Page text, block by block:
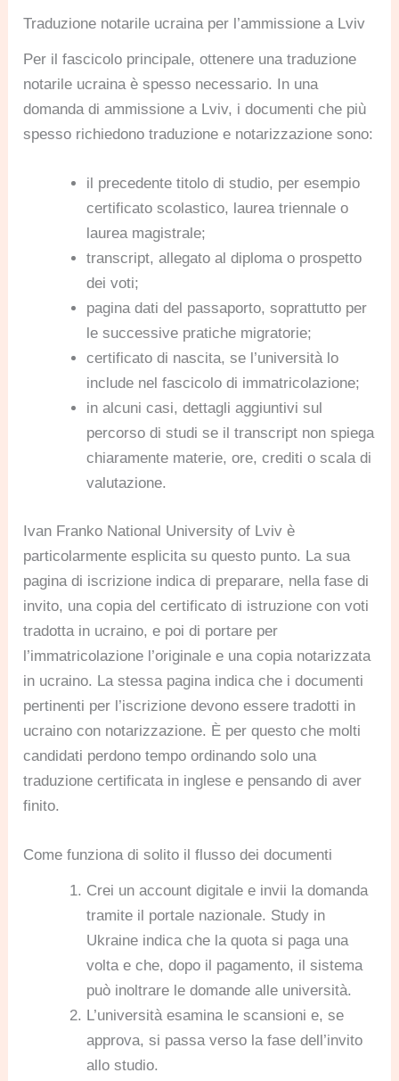
Traduzione notarile ucraina per l’ammissione a Lviv
Per il fascicolo principale, ottenere una traduzione
notarile ucraina è spesso necessario. In una
domanda di ammissione a Lviv, i documenti che più
spesso richiedono traduzione e notarizzazione sono:
il precedente titolo di studio, per esempio
certificato scolastico, laurea triennale o
laurea magistrale;
transcript, allegato al diploma o prospetto
dei voti;
pagina dati del passaporto, soprattutto per
le successive pratiche migratorie;
certificato di nascita, se l’università lo
include nel fascicolo di immatricolazione;
in alcuni casi, dettagli aggiuntivi sul
percorso di studi se il transcript non spiega
chiaramente materie, ore, crediti o scala di
valutazione.
Ivan Franko National University of Lviv è
particolarmente esplicita su questo punto. La sua
pagina di iscrizione indica di preparare, nella fase di
invito, una copia del certificato di istruzione con voti
tradotta in ucraino, e poi di portare per
l’immatricolazione l’originale e una copia notarizzata
in ucraino. La stessa pagina indica che i documenti
pertinenti per l’iscrizione devono essere tradotti in
ucraino con notarizzazione. È per questo che molti
candidati perdono tempo ordinando solo una
traduzione certificata in inglese e pensando di aver
finito.
Come funziona di solito il flusso dei documenti
Crei un account digitale e invii la domanda
tramite il portale nazionale. Study in
Ukraine indica che la quota si paga una
volta e che, dopo il pagamento, il sistema
può inoltrare le domande alle università.
L’università esamina le scansioni e, se
approva, si passa verso la fase dell’invito
allo studio.